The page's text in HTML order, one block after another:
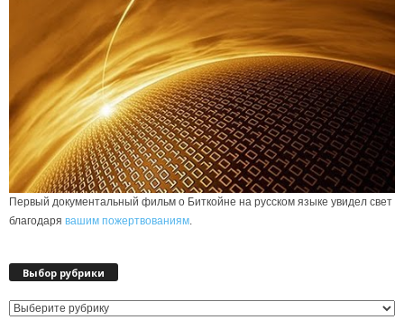
Первый документальный фильм о Биткойне на русском языке увидел свет
благодаря вашим пожертвованиям
Выбор рубрики
Выбор